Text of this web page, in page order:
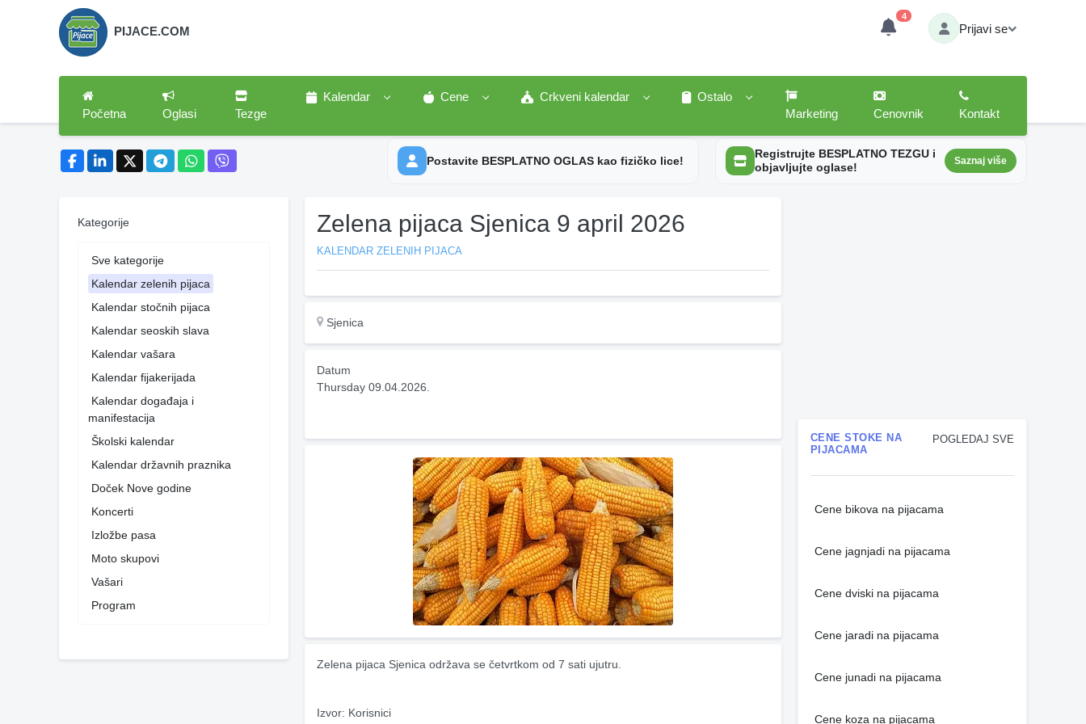
PIJACE.COM
4
Prijavi se
Početna Oglasi Tezge
Kalendar Cene Crkveni kalendar
Ostalo
Marketing
Cenovnik Kontakt
Postavite BESPLATNO OGLAS kao fizičko lice!
Registrujte BESPLATNO TEZGU i
objavljujte oglase!
Saznaj više
Kategorije
Sve kategorije
Kalendar zelenih pijaca
Kalendar stočnih pijaca
Kalendar seoskih slava
Kalendar vašara
Kalendar fijakerijada
Kalendar događaja i
manifestacija
Školski kalendar
Kalendar državnih praznika
Doček Nove godine
Koncerti
Izložbe pasa
Moto skupovi
Vašari
Program
Zelena pijaca Sjenica 9 april 2026
KALENDAR ZELENIH PIJACA
Sjenica
Datum
Thursday 09.04.2026.
Zelena pijaca Sjenica održava se četvrtkom od 7 sati ujutru.
Izvor: Korisnici
POGLEDAJ SVE
CENE STOKE NA
PIJACAMA
Cene bikova na pijacama
Cene jagnjadi na pijacama
Cene dviski na pijacama
Cene jaradi na pijacama
Cene junadi na pijacama
Cene koza na pijacama